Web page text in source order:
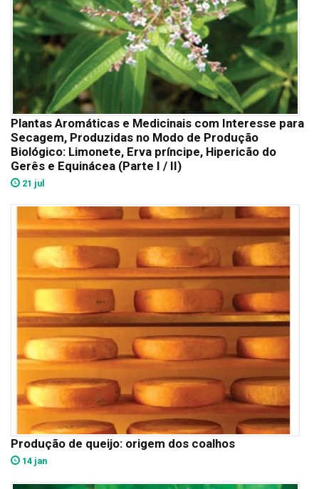
Plantas Aromáticas e Medicinais com Interesse para
Secagem, Produzidas no Modo de Produção
Biológico: Limonete, Erva príncipe, Hipericão do
Gerês e Equinácea (Parte I / II)
21 jul
Produção de queijo: origem dos coalhos
14 jan